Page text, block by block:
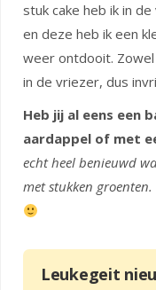
stuk cake heb ik in
en deze heb ik een
weer ontdooit.
in de vriezer, dus
Heb jij al eens een
aardappel of met
echt heel benieuwd
met stukken groenten.
Leukegeit